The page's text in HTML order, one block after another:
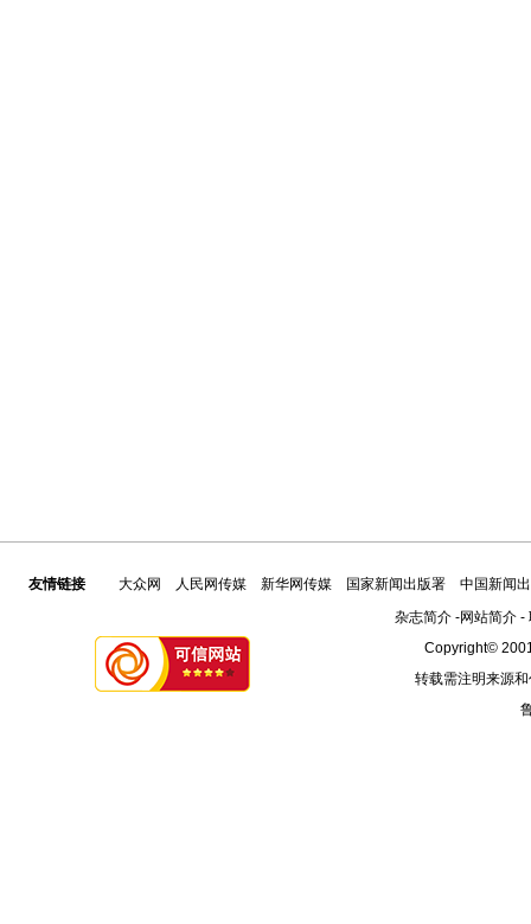
友情链接 大众网 人民网传媒 新华网传媒 国家新闻出版署
中国新闻
杂志简介-网站简介-
Copyright©
转载需注明来源